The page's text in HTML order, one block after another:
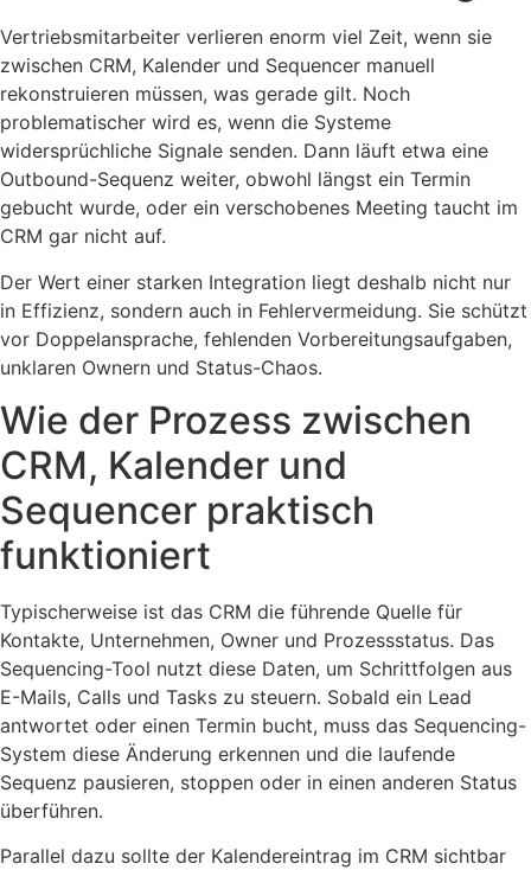
Vertriebsmitarbeiter verlieren enorm viel Zeit, wenn sie
zwischen CRM, Kalender und Sequencer manuell
rekonstruieren müssen, was gerade gilt. Noch
problematischer wird es, wenn die Systeme
widersprüchliche Signale senden. Dann läuft etwa eine
Outbound-Sequenz weiter, obwohl längst ein Termin
gebucht wurde, oder ein verschobenes Meeting taucht im
CRM gar nicht auf.
Der Wert einer starken Integration liegt deshalb nicht nur
in Effizienz, sondern auch in Fehlervermeidung. Sie schützt
vor Doppelansprache, fehlenden Vorbereitungsaufgaben,
unklaren Ownern und Status-Chaos.
Wie der Prozess zwischen
CRM, Kalender und
Sequencer praktisch
funktioniert
Typischerweise ist das CRM die führende Quelle für
Kontakte, Unternehmen, Owner und Prozessstatus. Das
Sequencing-Tool nutzt diese Daten, um Schrittfolgen aus
E-Mails, Calls und Tasks zu steuern. Sobald ein Lead
antwortet oder einen Termin bucht, muss das Sequencing-
System diese Änderung erkennen und die laufende
Sequenz pausieren, stoppen oder in einen anderen Status
überführen.
Parallel dazu sollte der Kalendereintrag im CRM sichtbar